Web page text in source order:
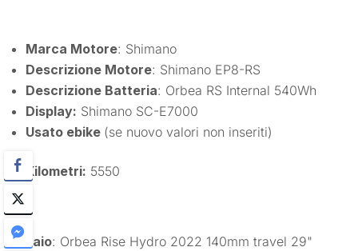
Marca Motore: Shimano
Descrizione Motore: Shimano EP8-RS
Descrizione Batteria: Orbea RS Internal 540Wh
Display: Shimano SC-E7000
Usato ebike (se nuovo valori non inseriti)
Kilometri: 5550
Telaio: Orbea Rise Hydro 2022 140mm travel 29"